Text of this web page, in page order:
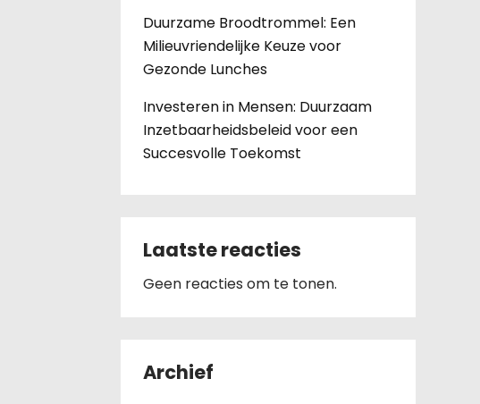
Duurzame Broodtrommel: Een
Milieuvriendelijke Keuze voor
Gezonde Lunches
Investeren in Mensen: Duurzaam
Inzetbaarheidsbeleid voor een
Succesvolle Toekomst
Laatste reacties
Geen reacties om te tonen.
Archief